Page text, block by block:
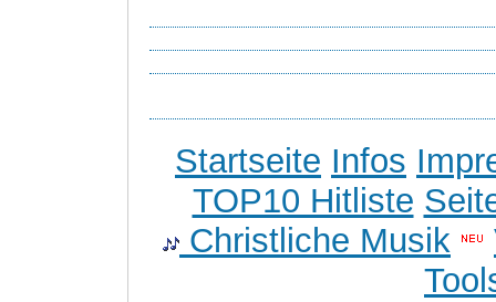
Startseite Infos
TOP10 Hitliste
Christliche Musik